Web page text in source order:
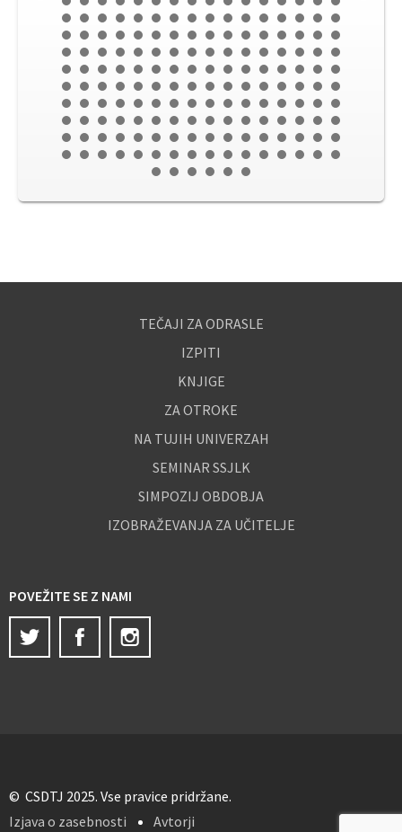
TEČAJI ZA ODRASLE
IZPITI
KNJIGE
ZA OTROKE
NA TUJIH UNIVERZAH
SEMINAR SSJLK
SIMPOZIJ OBDOBJA
IZOBRAŽEVANJA ZA UČITELJE
POVEŽITE SE Z NAMI
Twitter
Facebook
© CSDTJ 2025. Vse pravice pridržane.
Izjava o zasebnosti
Avtorji